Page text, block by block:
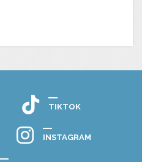
TIKTOK
INSTAGRAM